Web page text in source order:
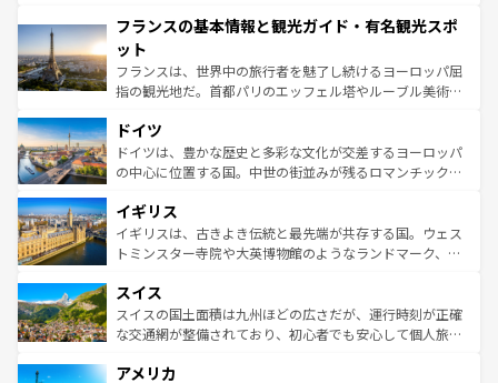
ませてくれるイタリアで、忘れられない旅をしてみよう！
なお、新着のイタリア情報は
しい。
文化が根付くこの国では、情熱的なフラメンコ、熱気あふ
れる闘牛、そして美味しいタパスが生活の一部となってい
る。首都マドリードの洗練された雰囲気や、バルセロナの
アートに溢れた街角から、地方では古代ローマ遺跡や中世
せる。地方によって風土や気候が異なるスペインはその個
性で訪れる人を魅了する。 なお、新着のスペイン情報は コ
ンテンツ一覧を参照してほしい。
フランスの基本情報と観光ガイド・有名観光スポ
ット
フランスは、世界中の旅行者を魅了し続けるヨーロッパ屈
指の観光地だ。首都パリのエッフェル塔やルーブル美術館
で、幅広い魅力が詰まっている。華麗な宮殿、歴史的な大
聖堂、美しいビーチ、そして豊かな自然が、訪れる者を心
から魅了する。また、フランスは美食の国としても知ら
いる。シャンパンの発祥地であるランス、プロヴァンスの
香り高いラベンダー畑など、多彩な楽しみ方が可能だ。さ
らに、パリ以外の地域にも魅力が溢れており、どの街角に
れる地方に足を運ぶとそれぞれで全く異なる文化を体験で
きるだろう。 なお、新着のフランス情報はコンテンツ一覧
を参照してほしい。
ドイツ
ドイツは、豊かな歴史と多彩な文化が交差するヨーロッパ
の中心に位置する国。中世の街並みが残るロマンチック街
顔を持つこの国は、どこを歩いても飽きることがない。ベ
ルリンの文化的活気、バイエルン州のアルプスの絶景、そ
してライン川沿いのワイン畑といった風景は必見。ビール
は、お酒好きな人にはぜひ体験してほしい。 なお、新着の
ドイツ情報はコンテンツ一覧を参照してほしい。
イギリス
イギリスは、古きよき伝統と最先端が共存する国。ウェス
トミンスター寺院や大英博物館のようなランドマーク、歴
リアごとに異なる魅力がある。また、優雅なアフタヌーン
ティー、ビール好きにはたまらない英国パブ、サッカー観
戦など、本場だからこそできる体験も豊富。イギリスを旅
ンツ一覧を参照してほしい。
スイス
スイスの国土面積は九州ほどの広さだが、運行時刻が正確
な交通網が整備されており、初心者でも安心して個人旅行
の建物がそのまま残る町や、スイスならではのユニークな
アメリカ